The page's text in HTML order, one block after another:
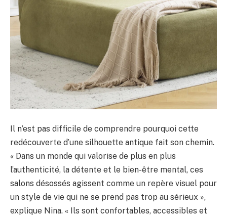
Il n’est pas difficile de comprendre pourquoi cette
redécouverte d’une silhouette antique fait son chemin.
« Dans un monde qui valorise de plus en plus
l’authenticité, la détente et le bien-être mental, ces
salons désossés agissent comme un repère visuel pour
un style de vie qui ne se prend pas trop au sérieux »,
explique Nina. « Ils sont confortables, accessibles et